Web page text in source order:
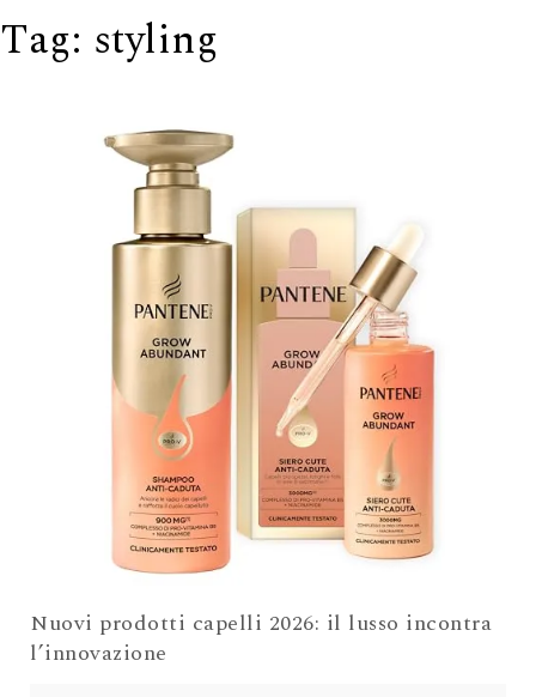
Tag: styling
Nuovi prodotti capelli 2026: il lusso incontra
l’innovazione